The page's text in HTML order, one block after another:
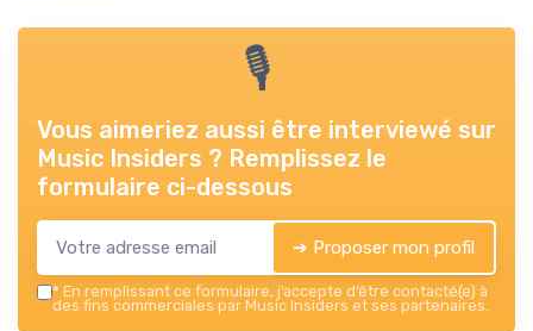
🎙
Vous aimeriez aussi être interviewé sur
Music Insiders ? Remplissez le
formulaire ci-dessous
➔ Proposer mon profil
* En remplissant ce formulaire, j’accepte d’être contacté(e) à
des fins commerciales par Music Insiders et ses partenaires.